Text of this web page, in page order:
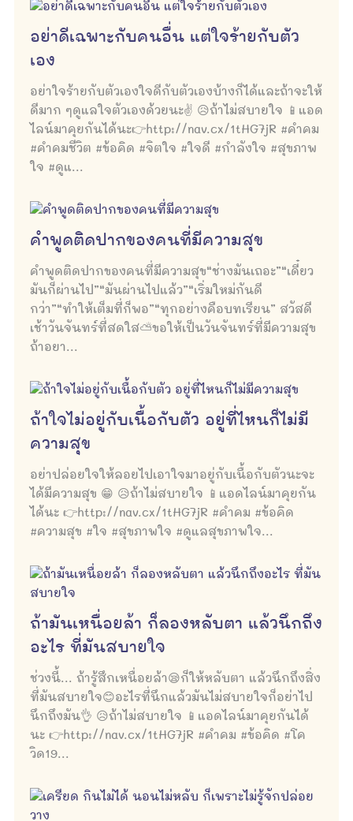
อย่าดีเฉพาะกับคนอื่น แต่ใจร้ายกับตัว
เอง
อย่าใจร้ายกับตัวเองใจดีกับตัวเองบ้างก็ได้และถ้าจะให้
ดีมาก ๆดูแลใจตัวเองด้วยนะ✌ 😥ถ้าไม่สบายใจ 📱แอด
ไลน์มาคุยกันได้นะ👉http://nav.cx/1tHG7jR #คำคม
#คำคมชีวิต #ข้อคิด #จิตใจ #ใจดี #กำลังใจ #สุขภาพ
ใจ #ดูแ...
คำพูดติดปากของคนที่มีความสุข
คำพูดติดปากของคนที่มีความสุข“ช่างมันเถอะ”“เดี๋ยว
มันก็ผ่านไป”“มันผ่านไปแล้ว”“เริ่มใหม่กันดี
กว่า”“ทำให้เต็มที่ก็พอ”“ทุกอย่างคือบทเรียน” สวัสดี
เช้าวันจันทร์ที่สดใส⛅ขอให้เป็นวันจันทร์ที่มีความสุข
ถ้าอยา...
ถ้าใจไม่อยู่กับเนื้อกับตัว อยู่ที่ไหนก็ไม่มี
ความสุข
อย่าปล่อยใจให้ลอยไปเอาใจมาอยู่กับเนื้อกับตัวนะจะ
ได้มีความสุข 😁 😥ถ้าไม่สบายใจ 📱แอดไลน์มาคุยกัน
ได้นะ 👉http://nav.cx/1tHG7jR #คำคม #ข้อคิด
#ความสุข #ใจ #สุขภาพใจ #ดูแลสุขภาพใจ...
ถ้ามันเหนื่อยล้า ก็ลองหลับตา แล้วนึกถึง
อะไร ที่มันสบายใจ
ช่วงนี้... ถ้ารู้สึกเหนื่อยล้า😪ก็ให้หลับตา แล้วนึกถึงสิ่ง
ที่มันสบายใจ😊อะไรที่นึกแล้วมันไม่สบายใจก็อย่าไป
นึกถึงมัน👌 😥ถ้าไม่สบายใจ 📱แอดไลน์มาคุยกันได้
นะ 👉http://nav.cx/1tHG7jR #คำคม #ข้อคิด #โค
วิด19...